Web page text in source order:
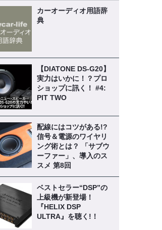
カーオーディオ用語辞
典
【DIATONE DS-G20】
実力はいかに！？プロ
ショップに訊く！ #4:
PIT TWO
配線にはコツがある!?
信号＆電源のワイヤリ
ング術とは？ 「サブウ
ーファー」、導入のス
スメ 第8回
ベストセラー“DSP”の
上級機が新登場！
『HELIX DSP
ULTRA』を聴く!！